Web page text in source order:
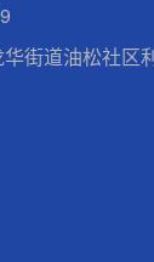
街道油松社区